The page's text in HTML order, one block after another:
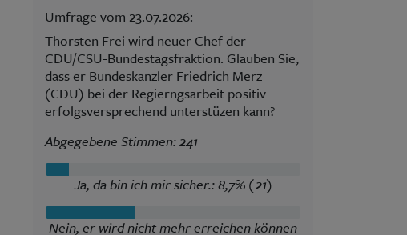
Umfrage vom 23.07.2026:
Thorsten Frei wird neuer Chef der
CDU/CSU-Bundestagsfraktion. Glauben Sie,
dass er Bundeskanzler Friedrich Merz
(CDU) bei der Regierngsarbeit positiv
erfolgsversprechend unterstüzen kann?
Abgegebene Stimmen: 241
Ja, da bin ich mir sicher.: 8,7% (21)
Nein, er wird nicht mehr erreichen können